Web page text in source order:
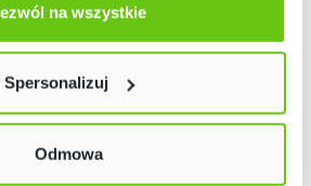
niezbędnych dla naszej strony.
zmienić przez kliknięcie przycisku w
na wszystkie
Spersonalizuj
Odmowa